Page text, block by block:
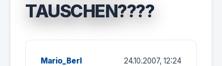
TAUSCHEN????
Mario_Berl 24.10.2007, 12:24